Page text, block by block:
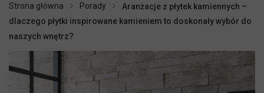
Strona główna Porady
Aranżacje z płytek kamiennych –
dlaczego płytki inspirowane kamieniem to doskonały wybór do
naszych wnętrz?